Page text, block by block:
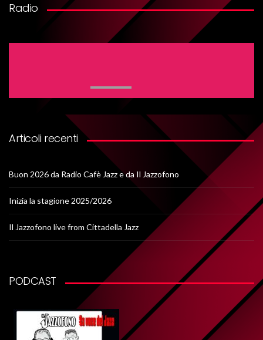
Radio
Articoli recenti
Buon 2026 da Radio Cafè Jazz e da Il Jazzofono
Inizia la stagione 2025/2026
Il Jazzofono live from Cittadella Jazz
PODCAST